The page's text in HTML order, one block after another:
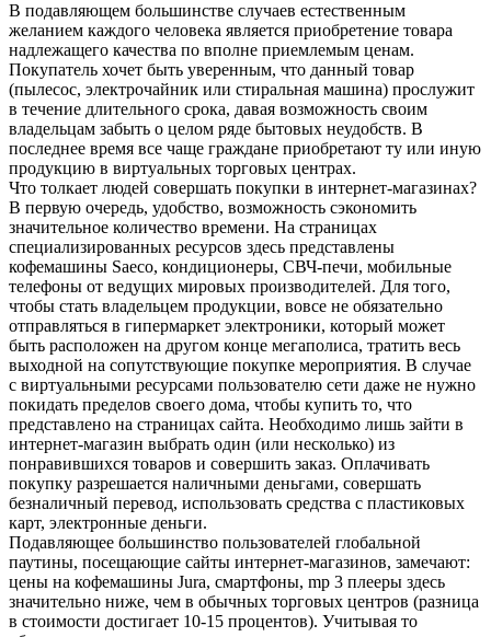
В подавляющем большинстве случаев естественным
желанием каждого человека является приобретение товара
надлежащего качества по вполне приемлемым ценам.
Покупатель хочет быть уверенным, что данный товар
(пылесос, электрочайник или стиральная машина) прослужит
в течение длительного срока, давая возможность своим
владельцам забыть о целом ряде бытовых неудобств. В
последнее время все чаще граждане приобретают ту или иную
продукцию в виртуальных торговых центрах.
Что толкает людей совершать покупки в интернет-магазинах?
В первую очередь, удобство, возможность сэкономить
значительное количество времени. На страницах
специализированных ресурсов здесь представлены
кофемашины Saeco, кондиционеры, СВЧ-печи, мобильные
телефоны от ведущих мировых производителей. Для того,
чтобы стать владельцем продукции, вовсе не обязательно
отправляться в гипермаркет электроники, который может
быть расположен на другом конце мегаполиса, тратить весь
выходной на сопутствующие покупке мероприятия. В случае
с виртуальными ресурсами пользователю сети даже не нужно
покидать пределов своего дома, чтобы купить то, что
представлено на страницах сайта. Необходимо лишь зайти в
интернет-магазин выбрать один (или несколько) из
понравившихся товаров и совершить заказ. Оплачивать
покупку разрешается наличными деньгами, совершать
безналичный перевод, использовать средства с пластиковых
карт, электронные деньги.
Подавляющее большинство пользователей глобальной
паутины, посещающие сайты интернет-магазинов, замечают:
цены на кофемашины Jura, смартфоны, mp 3 плееры здесь
значительно ниже, чем в обычных торговых центров (разница
в стоимости достигает 10-15 процентов). Учитывая то